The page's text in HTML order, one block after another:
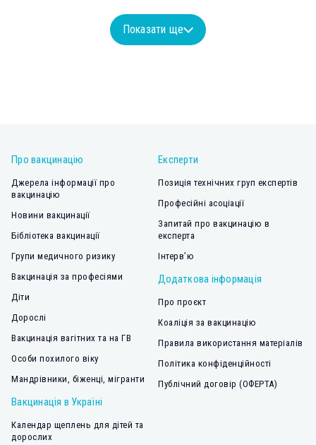
Показати ще
Про вакцинацію
Джерела інформації про
вакцинацію
Новини вакцинації
Бібліотека вакцинації
Групи медичного ризику
Вакцинація за професіями
Діти
Дорослі
Вакцинація вагітних та на ГВ
Особи похилого віку
Мандрівники, біженці, мігранти
Вакцинація в Україні
Календар щеплень для дітей та
дорослих
Експерти
Позиція технічних груп експертів
Професійні асоціації
Запитай про вакцинацію в
експерта
Інтерв’ю
Додаткова інформація
Про проєкт
Коаліція за вакцинацію
Правила використання матеріалів
Політика конфіденційності
Публічний договір (ОФЕРТА)